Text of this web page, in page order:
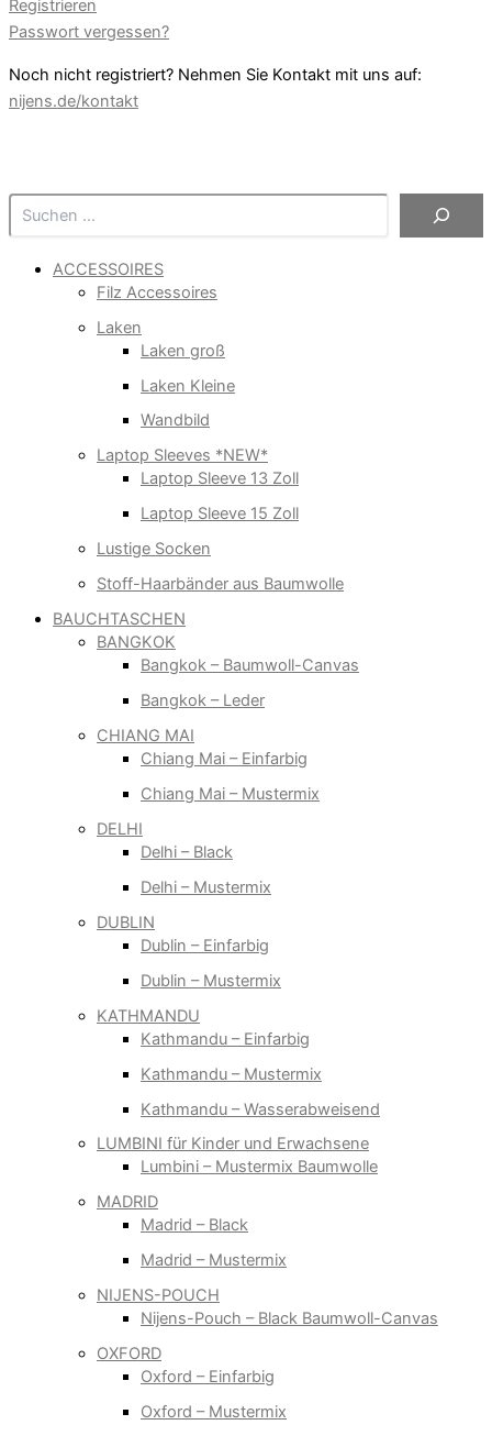
Suchen
ACCESSOIRES
Filz Accessoires
Laken
Laken groß
Laken Kleine
Wandbild
Laptop Sleeves *NEW*
Laptop Sleeve 13 Zoll
Laptop Sleeve 15 Zoll
Lustige Socken
Stoff-Haarbänder aus Baumwolle
BAUCHTASCHEN
BANGKOK
Bangkok – Baumwoll-Canvas
Bangkok – Leder
CHIANG MAI
Chiang Mai – Einfarbig
Chiang Mai – Mustermix
DELHI
Delhi – Black
Delhi – Mustermix
DUBLIN
Dublin – Einfarbig
Dublin – Mustermix
KATHMANDU
Kathmandu – Einfarbig
Kathmandu – Mustermix
Kathmandu – Wasserabweisend
LUMBINI für Kinder und Erwachsene
Lumbini – Mustermix Baumwolle
MADRID
Madrid – Black
Madrid – Mustermix
NIJENS-POUCH
Nijens-Pouch – Black Baumwoll-Canvas
OXFORD
Oxford – Einfarbig
Oxford – Mustermix
Registrieren
Passwort vergessen?
Noch nicht registriert? Nehmen Sie Kontakt mit uns auf:
nijens.de/kontakt